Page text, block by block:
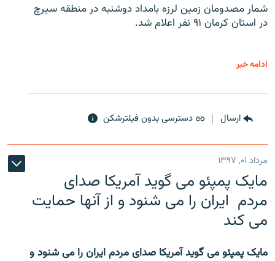
شمار مصدومان زمین لرزه بامداد دوشنبه در منطقه سیرچ
در استان کرمان ۹۱ نفر اعلام شد.
ادامه خبر
ارسال دسترسی بدون فیلترشکن
مرداد ۰۱, ۱۳۹۷
مایک پمپئو می گوید آمریکا صدای
مردم ایران را می شنود و از آنها حمایت
می کند
مایک پمپئو می گوید آمریکا صدای مردم ایران را می شنود و